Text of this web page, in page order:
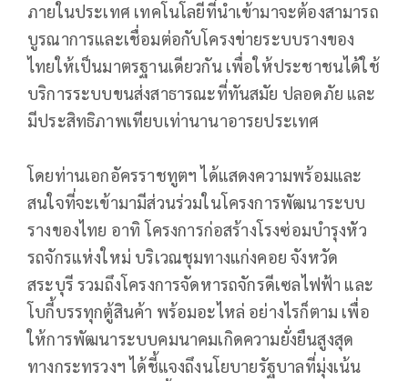
ภายในประเทศ เทคโนโลยีที่นำเข้ามาจะต้องสามารถ
บูรณาการและเชื่อมต่อกับโครงข่ายระบบรางของ
ไทยให้เป็นมาตรฐานเดียวกัน เพื่อให้ประชาชนได้ใช้
บริการระบบขนส่งสาธารณะที่ทันสมัย ปลอดภัย และ
มีประสิทธิภาพเทียบเท่านานาอารยประเทศ
โดยท่านเอกอัครราชทูตฯ ได้แสดงความพร้อมและ
สนใจที่จะเข้ามามีส่วนร่วมในโครงการพัฒนาระบบ
รางของไทย อาทิ โครงการก่อสร้างโรงซ่อมบำรุงหัว
รถจักรแห่งใหม่ บริเวณชุมทางแก่งคอย จังหวัด
สระบุรี รวมถึงโครงการจัดหารถจักรดีเซลไฟฟ้า และ
โบกี้บรรทุกตู้สินค้า พร้อมอะไหล่ อย่างไรก็ตาม เพื่อ
ให้การพัฒนาระบบคมนาคมเกิดความยั่งยืนสูงสุด
ทางกระทรวงฯ ได้ชี้แจงถึงนโยบายรัฐบาลที่มุ่งเน้น